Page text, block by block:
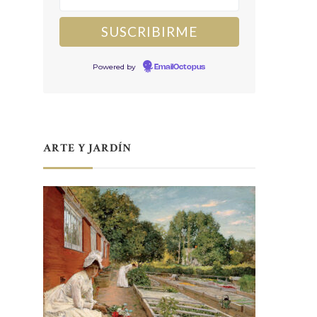
Powered by EmailOctopus
ARTE Y JARDÍN